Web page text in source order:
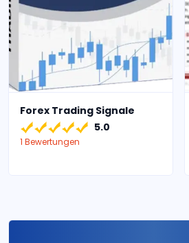
Forex Trading Signale
5.0
1 Bewertungen